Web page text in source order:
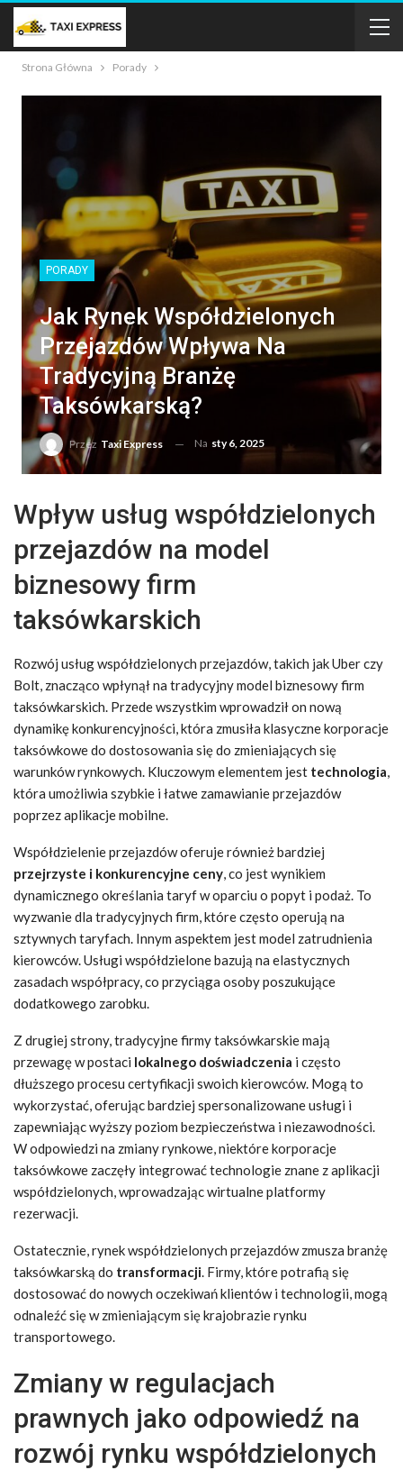
Strona Główna Porady
PORADY
Jak Rynek Współdzielonych
Przejazdów Wpływa Na
Tradycyjną Branżę
Taksówkarską?
Przez Taxi Express Na sty 6, 2025
Wpływ usług współdzielonych
przejazdów na model
biznesowy firm
taksówkarskich
Rozwój usług współdzielonych przejazdów, takich jak Uber czy
Bolt, znacząco wpłynął na tradycyjny model biznesowy firm
taksówkarskich. Przede wszystkim wprowadził on nową
dynamikę konkurencyjności, która zmusiła klasyczne korporacje
taksówkowe do dostosowania się do zmieniających się
warunków rynkowych. Kluczowym elementem jest technologia,
która umożliwia szybkie i łatwe zamawianie przejazdów
poprzez aplikacje mobilne.
Współdzielenie przejazdów oferuje również bardziej
przejrzyste i konkurencyjne ceny, co jest wynikiem
dynamicznego określania taryf w oparciu o popyt i podaż. To
wyzwanie dla tradycyjnych firm, które często operują na
sztywnych taryfach. Innym aspektem jest model zatrudnienia
kierowców. Usługi współdzielone bazują na elastycznych
zasadach współpracy, co przyciąga osoby poszukujące
dodatkowego zarobku.
Z drugiej strony, tradycyjne firmy taksówkarskie mają
przewagę w postaci lokalnego doświadczenia i często
dłuższego procesu certyfikacji swoich kierowców. Mogą to
wykorzystać, oferując bardziej spersonalizowane usługi i
zapewniając wyższy poziom bezpieczeństwa i niezawodności.
W odpowiedzi na zmiany rynkowe, niektóre korporacje
taksówkowe zaczęły integrować technologie znane z aplikacji
współdzielonych, wprowadzając wirtualne platformy
rezerwacji.
Ostatecznie, rynek współdzielonych przejazdów zmusza branżę
taksówkarską do transformacji. Firmy, które potrafią się
dostosować do nowych oczekiwań klientów i technologii, mogą
odnaleźć się w zmieniającym się krajobrazie rynku
transportowego.
Zmiany w regulacjach
prawnych jako odpowiedź na
rozwój rynku współdzielonych